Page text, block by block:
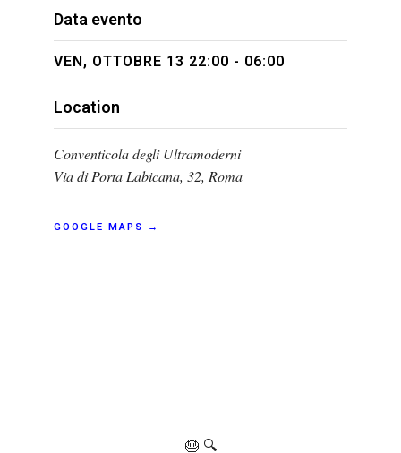
Data evento
VEN, OTTOBRE 13 22:00 - 06:00
Location
Conventicola degli Ultramoderni
Via di Porta Labicana, 32, Roma
GOOGLE MAPS →
🎂 🔍